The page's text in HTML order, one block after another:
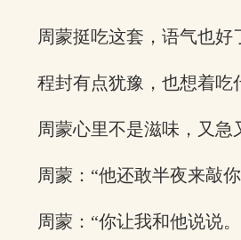
周蒙挺吃这套，语气也好
程封有点犹豫，也想着吃
周蒙心里不是滋味，又急
周蒙：“他还敢半夜来敲
周蒙：“你让我和他说说